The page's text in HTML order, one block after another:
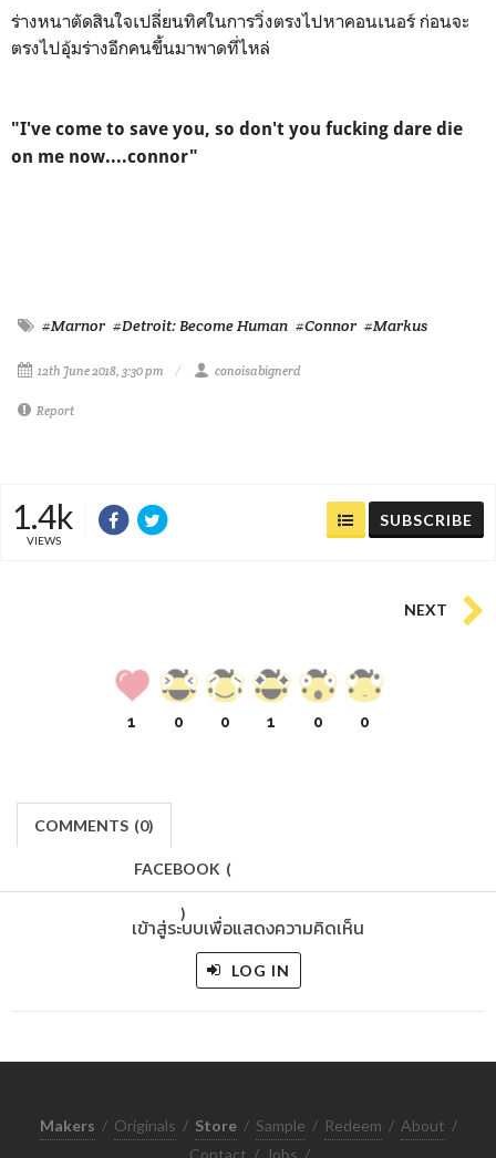
ร่างหนาตัดสินใจเปลี่ยนทิศในการวิ่งตรงไปหาคอนเนอร์ ก่อนจะ
ตรงไปอุ้มร่างอีกคนขึ้นมาพาดที่ไหล่
"I've come to save you, so don't you fucking dare die
on me now....connor"
#Marnor #Detroit: Become Human #Connor #Markus
12th June 2018, 3:30 pm conoisabignerd
Report
1.4k
VIEWS
SUBSCRIBE
NEXT
1 0 0 1 0 0
COMMENTS (0)
FACEBOOK (
)
เข้าสู่ระบบเพื่อแสดงความคิดเห็น
LOG IN
Makers / Originals / Store / Sample / Redeem / About /
Contact / Jobs /